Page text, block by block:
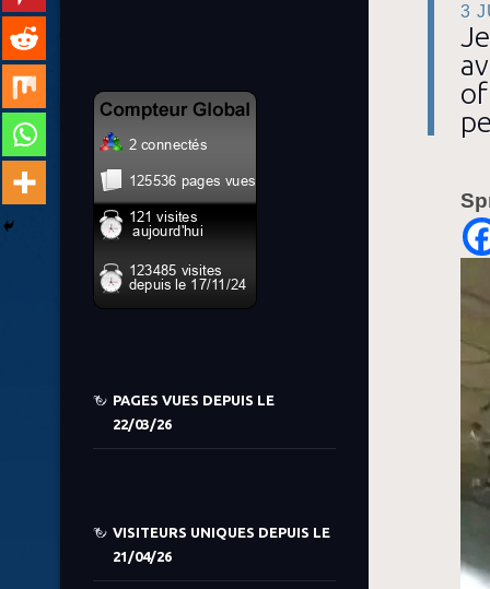
3
PAGES VUES DEPUIS LE
22/03/26
VISITEURS UNIQUES DEPUIS LE
21/04/26